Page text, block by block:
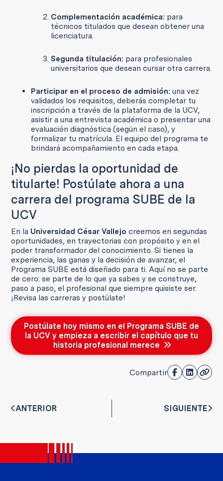
Complementación académica: para
técnicos titulados que desean obtener una
licenciatura.
Segunda titulación: para profesionales
universitarios que desean cursar otra carrera.
Participar en el proceso de admisión: una vez
validados los requisitos, deberás completar tu
inscripción a través de la plataforma de la UCV,
asistir a una entrevista académica o presentar una
evaluación diagnóstica (según el caso), y
formalizar tu matrícula. El equipo del programa te
brindará acompañamiento en cada etapa.
¡No pierdas la oportunidad de
titularte! Postúlate ahora a una
carrera del programa SUBE de la
UCV
En la Universidad César Vallejo creemos en segundas
oportunidades, en trayectorias con propósito y en el
poder transformador del conocimiento. Si tienes la
experiencia, las ganas y la decisión de avanzar, el
Programa SUBE está diseñado para ti. Aquí no se parte
de cero: se parte de lo que ya sabes y se construye,
paso a paso, el profesional que siempre quisiste ser.
¡Revisa las carreras y postúlate!
Postúlate hoy mismo en el Programa SUBE de
la UCV y empieza a escribir el capítulo que tu
historia profesional merece
Compartir
ANTERIOR SIGUIENTE